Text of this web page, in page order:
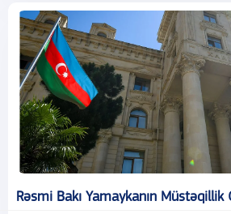
Rəsmi Bakı Yamaykanın